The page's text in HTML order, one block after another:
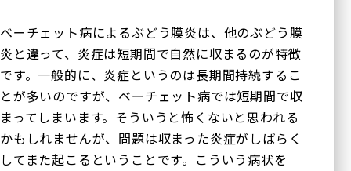
ベーチェット病によるぶどう膜炎は、他のぶどう膜
炎と違って、炎症は短期間で自然に収まるのが特徴
です。一般的に、炎症というのは長期間持続するこ
とが多いのですが、ベーチェット病では短期間で収
まってしまいます。そういうと怖くないと思われる
かもしれませんが、問題は収まった炎症がしばらく
してまた起こるということです。こういう病状を